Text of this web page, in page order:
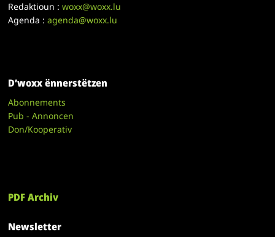
Redaktioun :woxx@woxx.lu
Agenda :agenda@woxx.lu
D’woxx ënnerstëtzen
Abonnements
Pub - Annoncen
Don/Kooperativ
PDF Archiv
Newsletter